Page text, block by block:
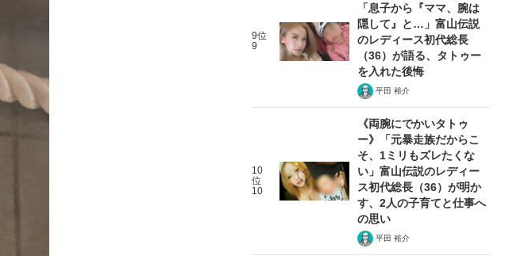
9位
9
「息子から『ママ、腕は
隠して』と…」富山伝説
のレディース初代総長
（36）が語る、タトゥー
を入れた後悔
平田 裕介
10
位
10
《両腕にでかいタトゥ
ー》「元暴走族だからこ
そ、1ミリもズレたくな
い」富山伝説のレディー
ス初代総長（36）が明か
す、2人の子育てと仕事へ
の思い
平田 裕介